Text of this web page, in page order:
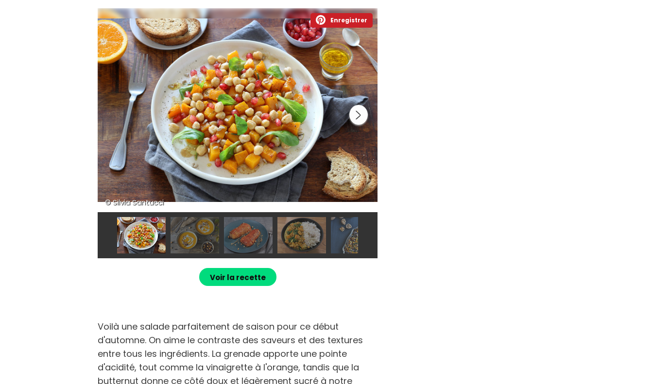
© Silvia Santucci
Enregistrer
Voir la recette
Voilà une salade parfaitement de saison pour ce début
d'automne. On aime le contraste des saveurs et des textures
entre tous les ingrédients. La grenade apporte une pointe
d'acidité, tout comme la vinaigrette à l'orange, tandis que la
butternut donne ce côté doux et légèrement sucré à notre